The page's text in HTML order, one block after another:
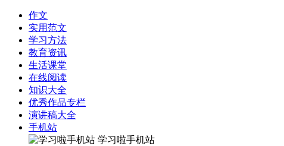
作文
实用范文
学习方法
教育资讯
生活课堂
在线阅读
知识大全
优秀作品专栏
演讲稿大全
手机站
学习啦手机站